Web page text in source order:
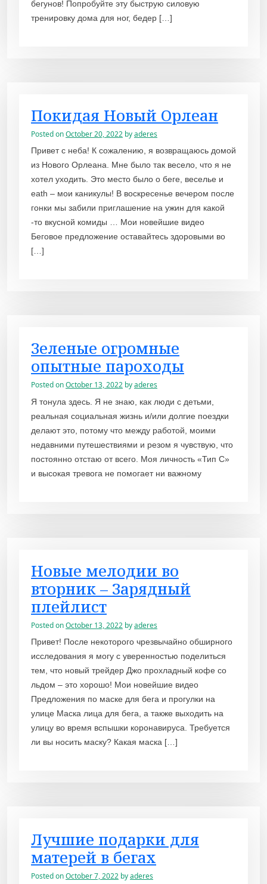
бегунов! Попробуйте эту быструю силовую
тренировку дома для ног, бедер […]
Покидая Новый Орлеан
Posted onOctober 20, 2022 byaderes
Привет с неба! К сожалению, я возвращаюсь домой
из Нового Орлеана. Мне было так весело, что я не
хотел уходить. Это место было о беге, веселье и
eath – мои каникулы! В воскресенье вечером после
гонки мы забили приглашение на ужин для какой
-то вкусной комиды … Мои новейшие видео
Беговое предложение оставайтесь здоровыми во
[…]
Зеленые огромные
опытные пароходы
Posted onOctober 13, 2022 byaderes
Я тонула здесь. Я не знаю, как люди с детьми,
реальная социальная жизнь и/или долгие поездки
делают это, потому что между работой, моими
недавними путешествиями и резом я чувствую, что
постоянно отстаю от всего. Моя личность «Тип С»
и высокая тревога не помогает ни важному
Новые мелодии во
вторник – Зарядный
плейлист
Posted onOctober 13, 2022 byaderes
Привет! После некоторого чрезвычайно обширного
исследования я могу с уверенностью поделиться
тем, что новый трейдер Джо прохладный кофе со
льдом – это хорошо! Мои новейшие видео
Предложения по маске для бега и прогулки на
улице Маска лица для бега, а также выходить на
улицу во время вспышки коронавируса. Требуется
ли вы носить маску? Какая маска […]
Лучшие подарки для
матерей в бегах
Posted onOctober 7, 2022 byaderes